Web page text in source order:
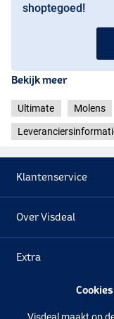
shoptegoed!
Bekijk meer
Ultimate Molens
Klantenservice
Over Visdeal
Extra